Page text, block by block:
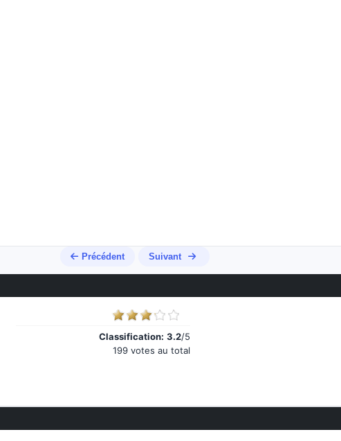
Précédent Suivant
Classification: 3.2/5
199 votes au total